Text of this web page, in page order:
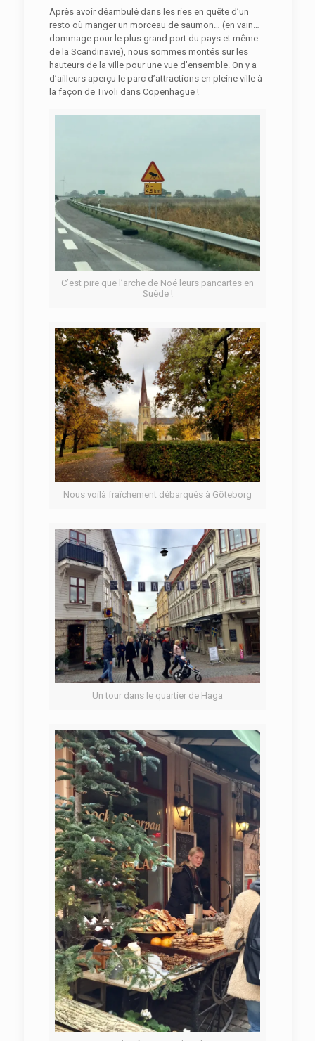
Après avoir déambulé dans les ries en quête d’un
resto où manger un morceau de saumon… (en vain…
dommage pour le plus grand port du pays et même
de la Scandinavie), nous sommes montés sur les
hauteurs de la ville pour une vue d’ensemble. On y a
d’ailleurs aperçu le parc d’attractions en pleine ville à
la façon de Tivoli dans Copenhague !
C’est pire que l’arche de Noé leurs pancartes en
Suède !
Nous voilà fraîchement débarqués à Göteborg
Un tour dans le quartier de Haga